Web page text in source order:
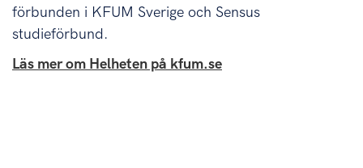
förbunden i KFUM Sverige och Sensus
studieförbund.
Läs mer om Helheten på kfum.se